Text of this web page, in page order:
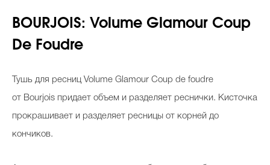
BOURJOIS: Volume Glamour Coup
De Foudre
Тушь для ресниц Volume Glamour Coup de foudre
от Bourjois придает объем и разделяет реснички. Кисточка
прокрашивает и разделяет ресницы от корней до
кончиков.